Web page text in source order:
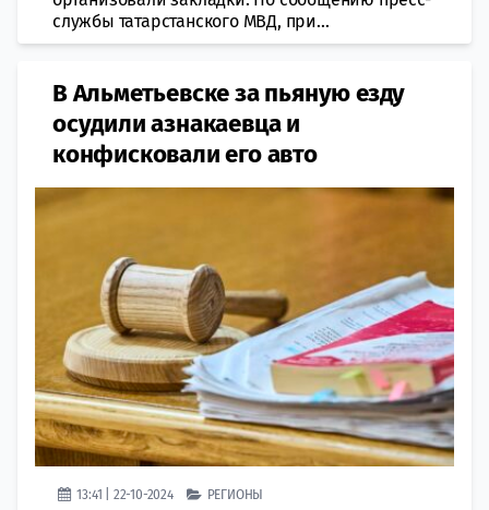
службы татарстанского МВД, при...
В Альметьевске за пьяную езду
осудили азнакаевца и
конфисковали его авто
13:41 | 22-10-2024 РЕГИОНЫ